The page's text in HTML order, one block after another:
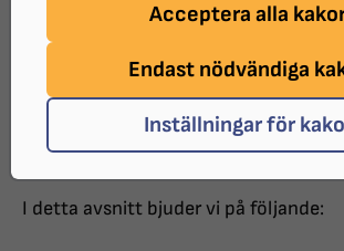
Acceptera alla
Endast nödvändiga
Inställningar för
Välkomna till Ögoncasten för
Ett fullmatat avsnitt som passar bra
höstmörkret.
I detta avsnitt bjuder vi på följande: